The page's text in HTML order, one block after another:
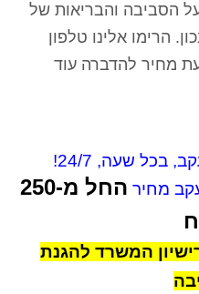
הסביבה והבריאות של
הרימו אלינו טלפון
מחיר להדברה עוד
בכל שעה, 24/7!
מחיר
החל מ-250
המשרד להגנת